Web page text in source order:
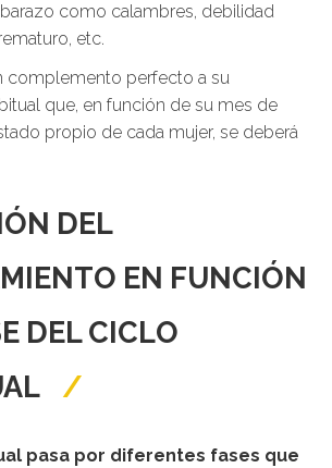
como calambres, debilidad
etc.
complemento perfecto a su
que, en función de su mes de
propio de cada mujer, se deberá
DEL
EN FUNCIÓN
DEL CICLO
pasa por diferentes fases que